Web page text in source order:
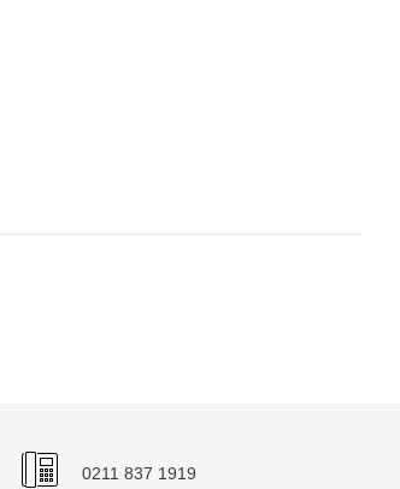
0211 837 1919